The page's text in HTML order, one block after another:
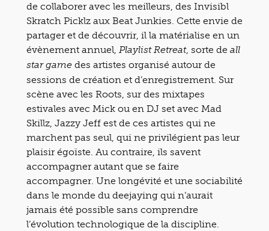
de collaborer avec les meilleurs, des Invisibl
Skratch Picklz aux Beat Junkies. Cette envie de
partager et de découvrir, il la matérialise en un
évènement annuel, Playlist Retreat, sorte de all
star game des artistes organisé autour de
sessions de création et d’enregistrement. Sur
scène avec les Roots, sur des mixtapes
estivales avec Mick ou en DJ set avec Mad
Skillz, Jazzy Jeff est de ces artistes qui ne
marchent pas seul, qui ne privilégient pas leur
plaisir égoïste. Au contraire, ils savent
accompagner autant que se faire
accompagner. Une longévité et une sociabilité
dans le monde du deejaying qui n’aurait
jamais été possible sans comprendre
l’évolution technologique de la discipline.